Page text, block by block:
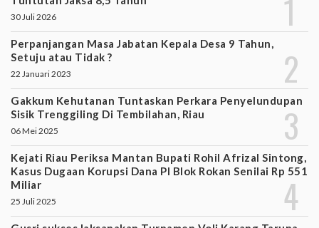
30 Juli 2026
Perpanjangan Masa Jabatan Kepala Desa 9 Tahun,
Setuju atau Tidak ?
22 Januari 2023
Gakkum Kehutanan Tuntaskan Perkara Penyelundupan
Sisik Trenggiling Di Tembilahan, Riau
06 Mei 2025
Kejati Riau Periksa Mantan Bupati Rohil Afrizal Sintong,
Kasus Dugaan Korupsi Dana PI Blok Rokan Senilai Rp 551
Miliar
25 Juli 2025